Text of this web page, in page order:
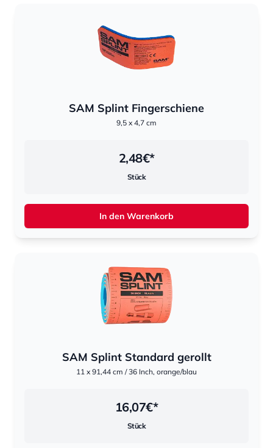
SAM Splint Fingerschiene
9,5 x 4,7 cm
2,48€*
Stück
In den Warenkorb
SAM Splint Standard gerollt
11 x 91,44 cm / 36 Inch, orange/blau
16,07€*
Stück